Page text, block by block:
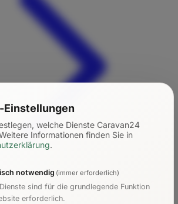
welche Dienste Caravan24
Informationen finden Sie in
.
notwendig (immer erforderlich)
sind für die grundlegende Funktion
erforderlich.